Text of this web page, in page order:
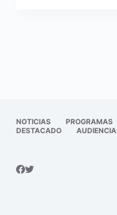
NOTICIAS PROGRAMAS
DESTACADO